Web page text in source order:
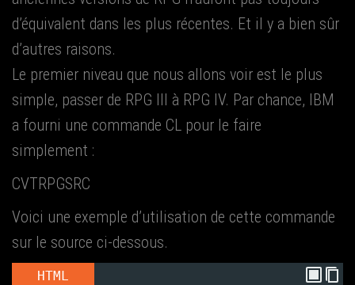
d’é­qui­valent dans les plus récentes. Et il y a bien sûr
d’autres rai­sons.
Le pre­mier niveau que nous allons voir est le plus
simple, pas­ser de RPG III à RPG IV. Par chance, IBM
a four­ni une com­mande CL pour le faire
simplement :
CVTRPGSRC
Voi­ci une exemple d’u­ti­li­sa­tion de cette com­mande
sur le source ci-dessous.
HTML